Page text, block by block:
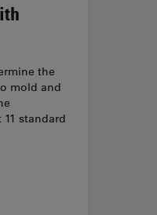
the
mold and
standard